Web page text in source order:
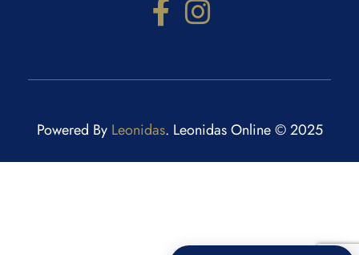
Powered By Leonidas. Leonidas Online © 2025